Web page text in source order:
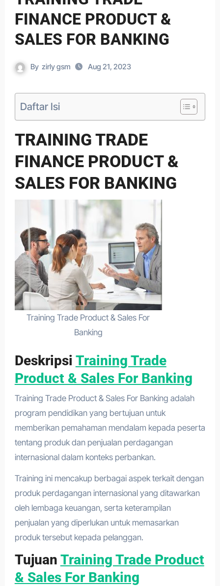
FINANCE PRODUCT &
SALES FOR BANKING
By zirly gsm Aug 21, 2023
Daftar Isi
TRAINING TRADE
FINANCE PRODUCT &
SALES FOR BANKING
Training Trade Product & Sales For
Banking
Deskripsi Training Trade
Product & Sales For Banking
Training Trade Product & Sales For Banking adalah
program pendidikan yang bertujuan untuk
memberikan pemahaman mendalam kepada peserta
tentang produk dan penjualan perdagangan
internasional dalam konteks perbankan.
Training ini mencakup berbagai aspek terkait dengan
produk perdagangan internasional yang ditawarkan
oleh lembaga keuangan, serta keterampilan
penjualan yang diperlukan untuk memasarkan
produk tersebut kepada pelanggan.
Tujuan Training Trade Product
& Sales For Banking